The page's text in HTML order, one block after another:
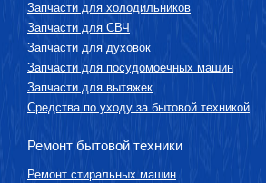
Запчасти для холодильников
Запчасти для СВЧ
Запчасти для духовок
Запчасти для посудомоечных машин
Запчасти для вытяжек
Средства по уходу за бытовой техникой
Ремонт бытовой техники
Ремонт стиральных машин